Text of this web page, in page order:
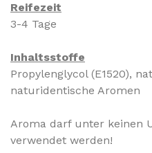
Reifezeit
3-4 Tage
Inhaltsstoffe
Propylenglycol (E1520),
naturidentische Aromen
Aroma darf unter keinen
verwendet werden!